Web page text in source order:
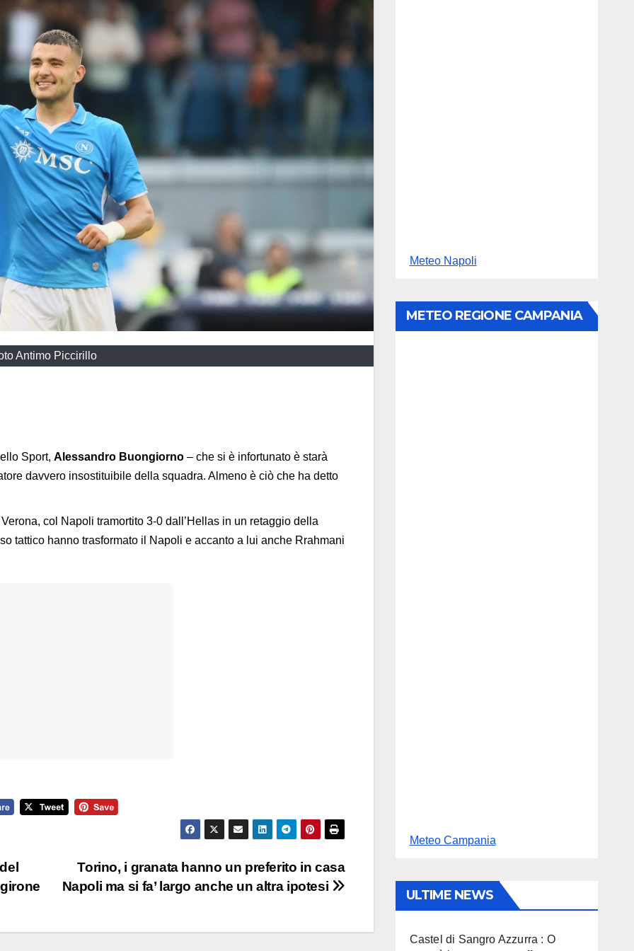
Antimo Piccirillo
Sport, Alessandro Buongiorno – che si è infortunato è starà
davvero insostituibile della squadra. Almeno è ciò che ha detto
col Napoli tramortito 3-0 dall’Hellas in un retaggio della
tattico hanno trasformato il Napoli e accanto a lui anche Rrahmani
Torino, i granata hanno un preferito in casa
Napoli ma si fa’ largo anche un altra ipotesi
Meteo Napoli
METEO REGIONE CAMPANIA
Meteo Campania
ULTIME NEWS
Castel di Sangro Azzurra : O